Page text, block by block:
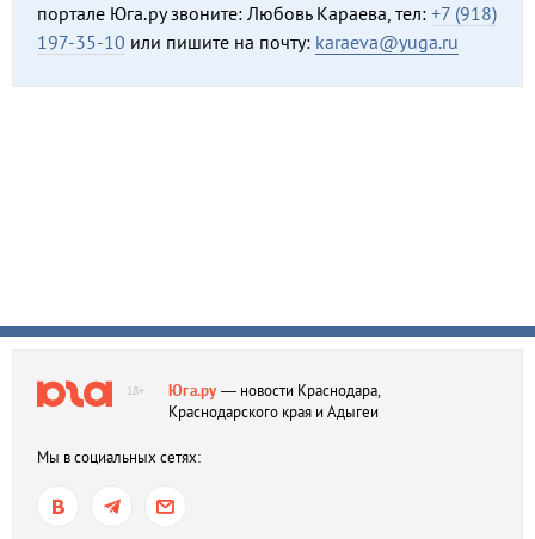
портале Юга.ру звоните: Любовь Караева, тел: +7 (918)
197-35-10 или пишите на почту: karaeva@yuga.ru
18+ Юга.ру— новости Краснодара,
Краснодарского края и Адыгеи
Мы в социальных сетях: